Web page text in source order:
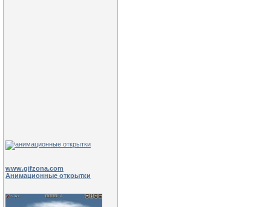
www.gifzona.com
Анимационные открытки